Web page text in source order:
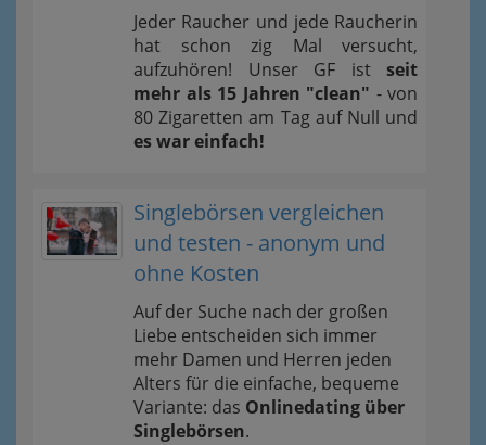
Jeder Raucher und jede Raucherin
hat schon zig Mal versucht,
aufzuhören! Unser GF ist seit
mehr als 15 Jahren "clean" - von
80 Zigaretten am Tag auf Null und
es war einfach!
Singlebörsen vergleichen
und testen - anonym und
ohne Kosten
Auf der Suche nach der großen
Liebe entscheiden sich immer
mehr Damen und Herren jeden
Alters für die einfache, bequeme
Variante: das Onlinedating über
Singlebörsen.